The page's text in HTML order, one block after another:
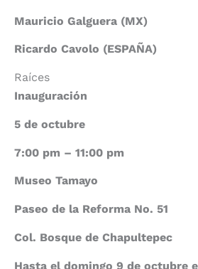
Mauricio Galguera (MX)
Ricardo Cavolo (ESPAÑA)
Raíces
Inauguración
5 de octubre
7:00 pm – 11:00 pm
Museo Tamayo
Paseo de la Reforma No. 51
Col. Bosque de Chapultepec
Hasta el domingo 9 de octubre